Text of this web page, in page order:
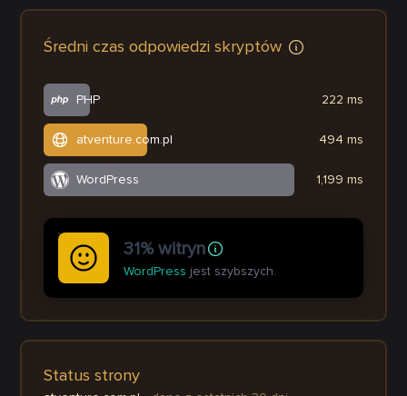
Średni czas odpowiedzi skryptów
PHP
atventure.com.pl
WordPress
222 ms
494 ms
1,199 ms
31% witryn
WordPress jest szybszych.
Status strony